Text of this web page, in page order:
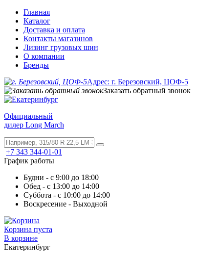
Главная
Каталог
Доставка и оплата
Контакты магазинов
Лизинг грузовых шин
О компании
Бренды
Адрес: г. Березовский, ЦОФ-5
Заказать обратный звонок
Официальный
дилер Long March
+7 343 344-01-01
График работы
Будни - с 9:00 до 18:00
Обед - с 13:00 до 14:00
Суббота - с 10:00 до 14:00
Воскресение - Выходной
Корзина пуста
В корзине
Екатеринбург